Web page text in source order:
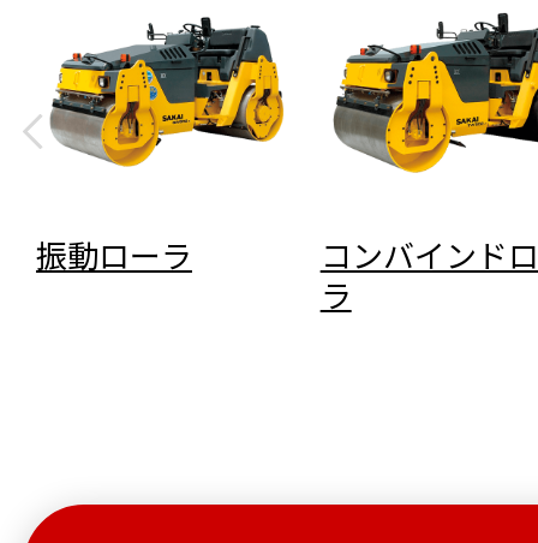
振動ローラ
コンバインド
ラ